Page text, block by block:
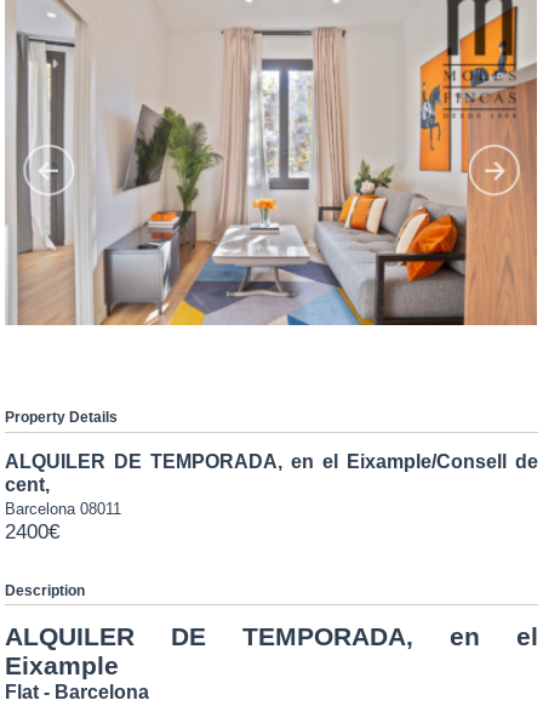
Property Details
ALQUILER DE TEMPORADA, en el Eixample/Consell de
cent,
Barcelona 08011
2400€
Description
ALQUILER DE TEMPORADA, en el
Eixample
Flat - Barcelona